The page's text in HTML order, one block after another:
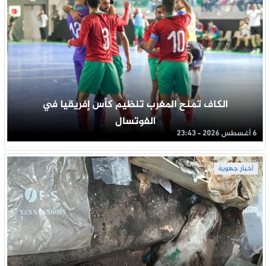
الكاف تمنح المغرب تنظيم كأس إفريقيا في
الفوتسال
6 أغسطس 2026 - 23:43
أخبار جهوية